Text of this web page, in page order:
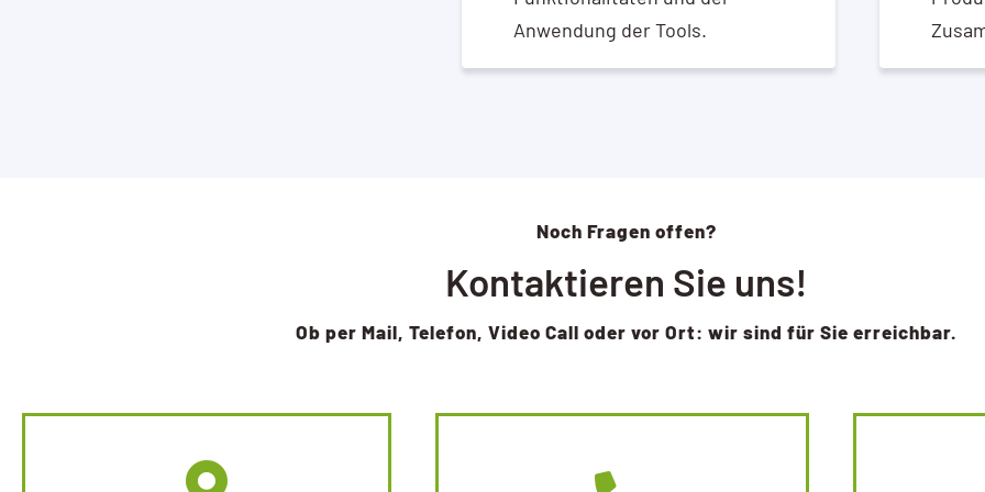
Anwendung der Tools.
Noch Fragen offen?
Kontaktieren Sie uns!
Ob per Mail, Telefon, Video Call oder vor Ort: wir sind für Sie erreichbar.